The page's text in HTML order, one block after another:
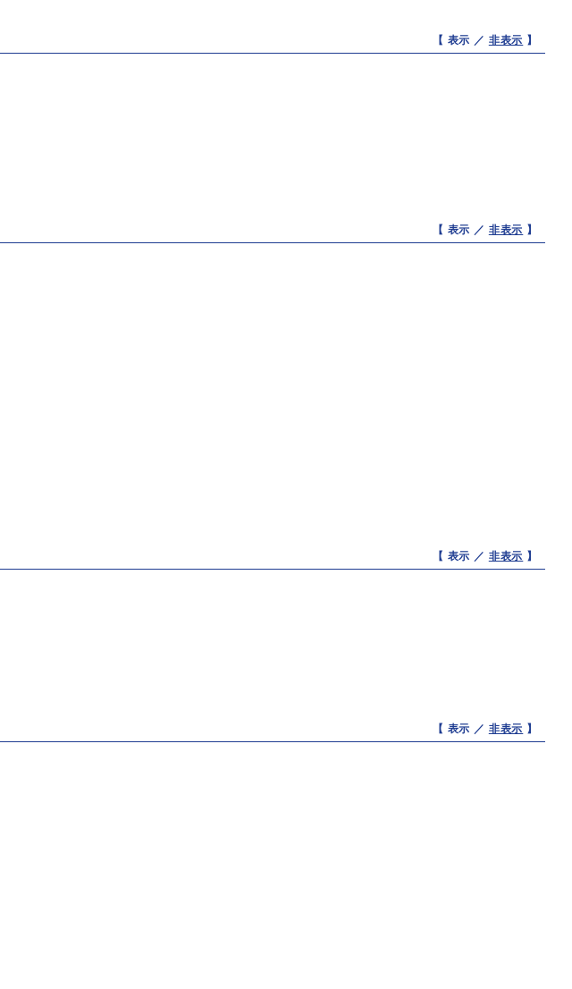
【 表示 ／ 非表示 】
【 表示 ／ 非表示 】
【 表示 ／ 非表示 】
【 表示 ／ 非表示 】